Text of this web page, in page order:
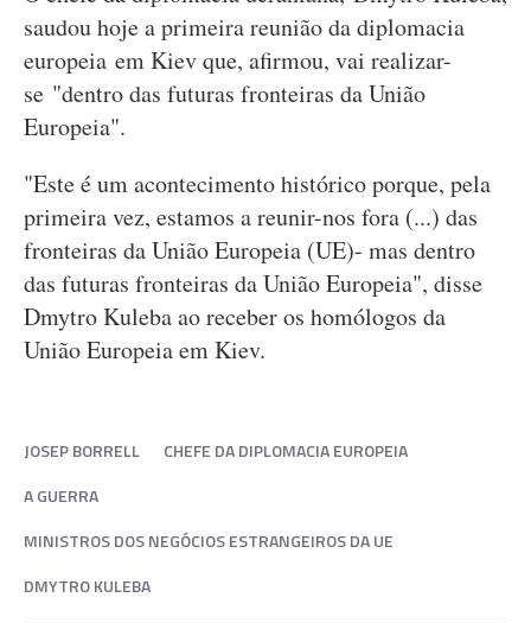
saudou hoje a primeira reunião da diplomacia
europeia em Kiev que, afirmou, vai realizar-
se "dentro das futuras fronteiras da União
Europeia".
"Este é um acontecimento histórico porque, pela
primeira vez, estamos a reunir-nos fora (...) das
fronteiras da União Europeia (UE)- mas dentro
das futuras fronteiras da União Europeia", disse
Dmytro Kuleba ao receber os homólogos da
União Europeia em Kiev.
JOSEP BORRELL
CHEFE DA DIPLOMACIA EUROPEIA
A GUERRA
MINISTROS DOS NEGÓCIOS ESTRANGEIROS DA UE
DMYTRO KULEBA